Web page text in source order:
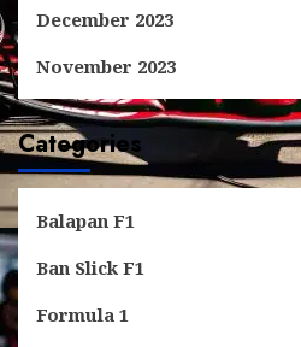
December 2023
November 2023
Categories
Balapan F1
Ban Slick F1
Formula 1